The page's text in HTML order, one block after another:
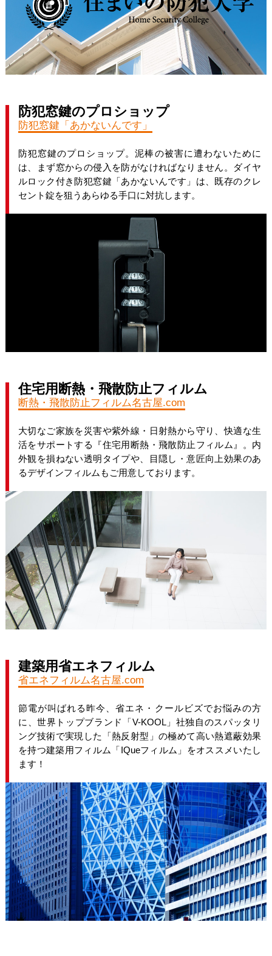
防犯窓鍵のプロショップ
防犯窓鍵「あかないんです」
防犯窓鍵のプロショップ。泥棒の被害に遭わないために
は、まず窓からの侵入を防がなければなりません。ダイヤ
ルロック付き防犯窓鍵「あかないんです」は、既存のクレ
セント錠を狙うあらゆる手口に対抗します。
住宅用断熱・飛散防止フィルム
断熱・飛散防止フィルム名古屋.com
大切なご家族を災害や紫外線・日射熱から守り、快適な生
活をサポートする『住宅用断熱・飛散防止フィルム』。内
外観を損ねない透明タイプや、目隠し・意匠向上効果のあ
るデザインフィルムもご用意しております。
建築用省エネフィルム
省エネフィルム名古屋.com
節電が叫ばれる昨今、省エネ・クールビズでお悩みの方
に、世界トップブランド「V-KOOL」社独自のスパッタリ
ング技術で実現した「熱反射型」の極めて高い熱遮蔽効果
を持つ建築用フィルム「IQueフィルム」をオススメいたし
ます！